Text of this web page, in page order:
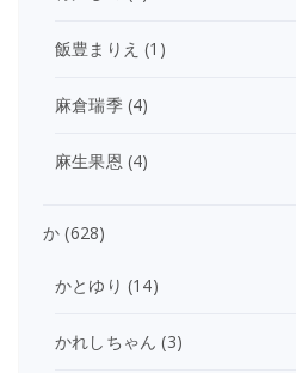
飯豊まりえ (1)
麻倉瑞季(4)
麻生果恩 (4)
か (628)
かとゆり (14)
かれしちゃん (3)